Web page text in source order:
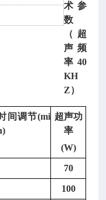
术参
数
（超
声频
率 40
KH
Z）
间调节(mi 超声功
率
(W)
70
100